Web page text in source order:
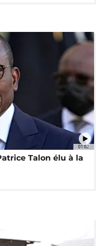
01:02
Talon élu à la